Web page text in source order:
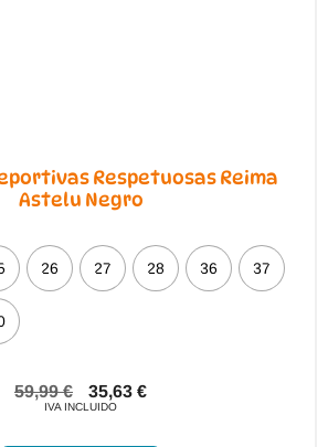
Respetuosas Reima
Astelu Negro
26 27 28 36 37
59,99€ 35,63 €
IVA INCLUIDO